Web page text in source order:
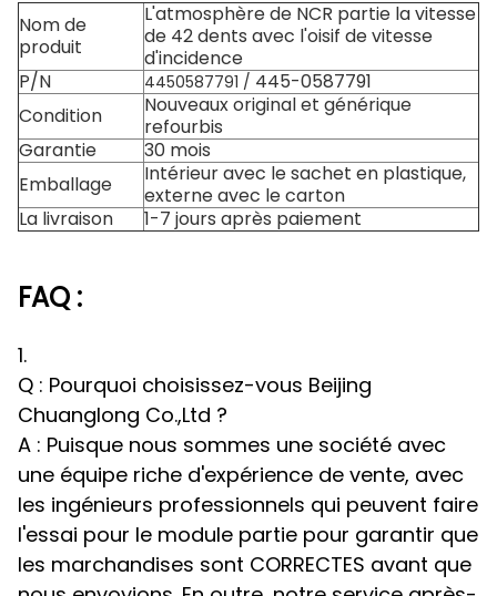
Nom de
produit
L'atmosphère de NCR partie la vitesse
de 42 dents avec l'oisif de vitesse
d'incidence
P/N
4450587791 / 445-0587791
Condition
Nouveaux original et générique
refourbis
Garantie
30 mois
Emballage
Intérieur avec le sachet en plastique,
externe avec le carton
La livraison
1-7 jours après paiement
FAQ :
1.
Q : Pourquoi choisissez-vous Beijing
Chuanglong Co.,Ltd ?
A : Puisque nous sommes une société avec
une équipe riche d'expérience de vente, avec
les ingénieurs professionnels qui peuvent faire
l'essai pour le module partie pour garantir que
les marchandises sont CORRECTES avant que